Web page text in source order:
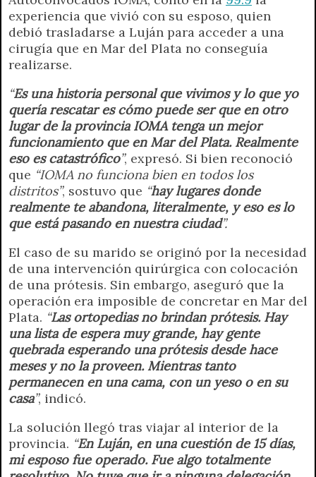
experiencia que vivió con su esposo, quien
debió trasladarse a Luján para acceder a una
cirugía que en Mar del Plata no conseguía
realizarse.
“Es una historia personal que vivimos y lo que yo
quería rescatar es cómo puede ser que en otro
lugar de la provincia IOMA tenga un mejor
funcionamiento que en Mar del Plata. Realmente
eso es catastrófico”, expresó. Si bien reconoció
que “IOMA no funciona bien en todos los
distritos”, sostuvo que “hay lugares donde
realmente te abandona, literalmente, y eso es lo
que está pasando en nuestra ciudad”.
El caso de su marido se originó por la necesidad
de una intervención quirúrgica con colocación
de una prótesis. Sin embargo, aseguró que la
operación era imposible de concretar en Mar del
Plata. “Las ortopedias no brindan prótesis. Hay
una lista de espera muy grande, hay gente
quebrada esperando una prótesis desde hace
meses y no la proveen. Mientras tanto
permanecen en una cama, con un yeso o en su
casa”, indicó.
La solución llegó tras viajar al interior de la
provincia. “En Luján, en una cuestión de 15 días,
mi esposo fue operado. Fue algo totalmente